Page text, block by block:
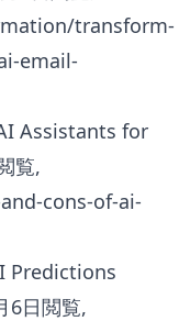
transform-
email-
Assistants for
覧,
cons-of-ai-
Predictions
6日閲覧,